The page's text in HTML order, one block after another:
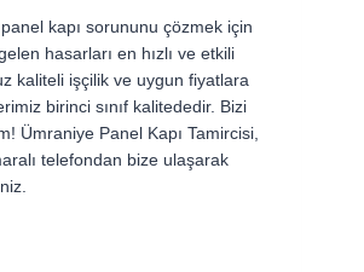
kapı sorununu çözmek için
hasarları en hızlı ve etkili
kaliteli işçilik ve uygun fiyatlara
birinci sınıf kalitededir. Bizi
Ümraniye Panel Kapı Tamircisi,
telefondan bize ulaşarak